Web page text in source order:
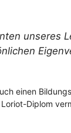
unseres
einen
Diplom